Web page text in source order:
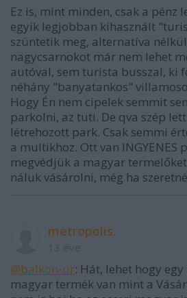
Ez is, mint minden, csak a pénz
egyik legjobban kihasznált
szüntetik meg, alternatíva
nagycsarnokot már nem lehet
autóval, sem turista busszal, ki
néhány "banyatankos"
Hogy Én nem cipelek semmit
parkolni, az tuti. De qva szép
létrehozott park. Csak semmi
a multikhoz. Ott van INGYENES
megvédjük a magyar
náluk vásárolni, még ha
metropolis.
@balkon-úr: Hát, lehet hogy
magyar termék van mint a